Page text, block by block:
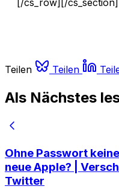
Teilen Teilen
Als Nächstes
Ohne Passwort
neue Apple? |
Twitter